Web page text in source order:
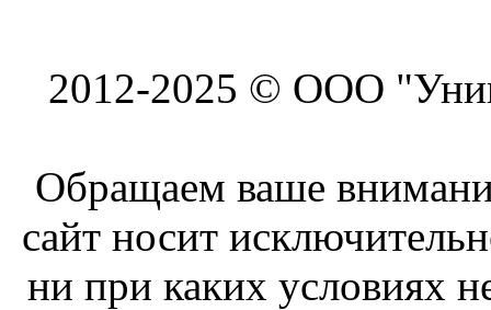
2012-2025 © ООО
Обращаем ваше
сайт носит
ни при каких условиях